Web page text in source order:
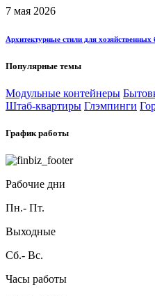
7 мая 2026
Архитектурные стили для хозяйственных
Популярные темы
Модульные контейнеры
Штаб-квартиры Глэмпинги
График работы
Рабочие дни
Пн.- Пт.
Выходные
Сб.- Вс.
Часы работы